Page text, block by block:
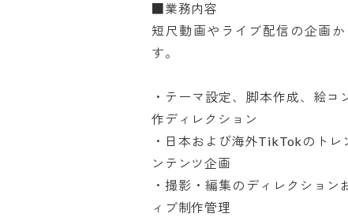
■業務内容
短尺動画やライブ配信の企画
す。
・テーマ設定、脚本作成、絵
作ディレクション
・日本および海外TikTokのト
ンテンツ企画
・撮影・編集のディレクショ
ィブ制作管理